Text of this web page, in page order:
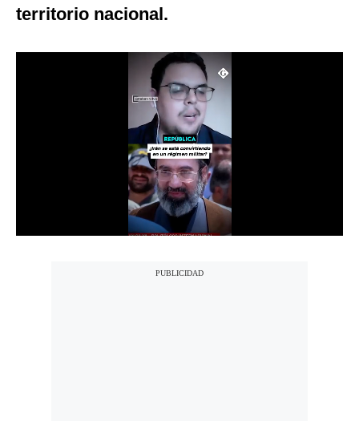
Club del Suscriptor
Fotogalerías
territorio nacional.